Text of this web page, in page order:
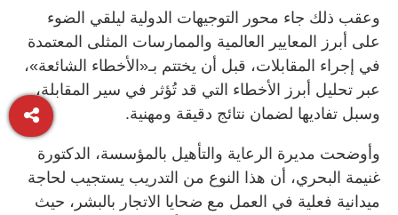
وعقب ذلك جاء محور التوجيهات الدولية ليلقي الضوء
على أبرز المعايير العالمية والممارسات المثلى المعتمدة
في إجراء المقابلات، قبل أن يختتم بـ«الأخطاء الشائعة»،
عبر تحليل أبرز الأخطاء التي قد تُؤثر في سير المقابلة،
وسبل تفاديها لضمان نتائج دقيقة ومهنية.
وأوضحت مديرة الرعاية والتأهيل بالمؤسسة، الدكتورة
غنيمة البحري، أن هذا النوع من التدريب يستجيب لحاجة
ميدانية فعلية في العمل مع ضحايا الاتجار بالبشر، حيث